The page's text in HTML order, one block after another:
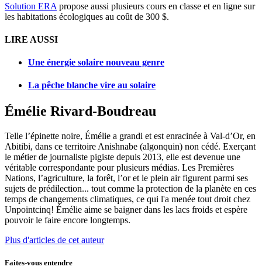
Solution ERA propose aussi plusieurs cours en classe et en ligne sur
les habitations écologiques au coût de 300 $.
LIRE AUSSI
Une énergie solaire nouveau genre
La pêche blanche vire au solaire
Émélie Rivard-Boudreau
Telle l’épinette noire, Émélie a grandi et est enracinée à Val-d’Or, en
Abitibi, dans ce territoire Anishnabe (algonquin) non cédé. Exerçant
le métier de journaliste pigiste depuis 2013, elle est devenue une
véritable correspondante pour plusieurs médias. Les Premières
Nations, l’agriculture, la forêt, l’or et le plein air figurent parmi ses
sujets de prédilection... tout comme la protection de la planète en ces
temps de changements climatiques, ce qui l'a menée tout droit chez
Unpointcinq! Émélie aime se baigner dans les lacs froids et espère
pouvoir le faire encore longtemps.
Plus d'articles de cet auteur
Faites-vous entendre